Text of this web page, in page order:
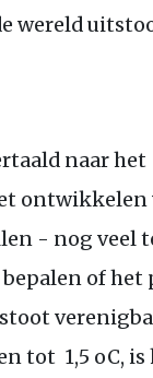
wereld
naar het
ontwikkelen
- nog veel
of het
tot 1,5 oC, is